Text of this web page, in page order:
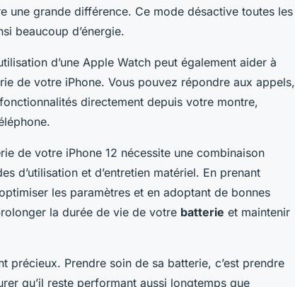
une grande différence. Ce mode désactive toutes les
beaucoup d’énergie.
d’une Apple Watch peut également aider à
de votre iPhone. Vous pouvez répondre aux appels,
directement depuis votre montre,
de votre iPhone 12 nécessite une combinaison
d’utilisation et d’entretien matériel. En prenant
les paramètres et en adoptant de bonnes
la durée de vie de votre batterie et maintenir
précieux. Prendre soin de sa batterie, c’est prendre
qu’il reste performant aussi longtemps que